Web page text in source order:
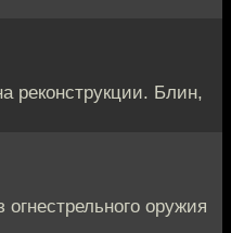
реконструкции. Блин,
оружия